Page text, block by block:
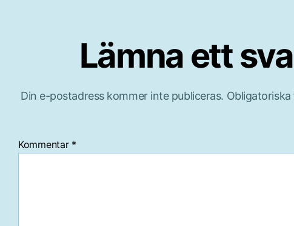
Lämna ett
Din e-postadress kommer inte publiceras.
Kommentar *